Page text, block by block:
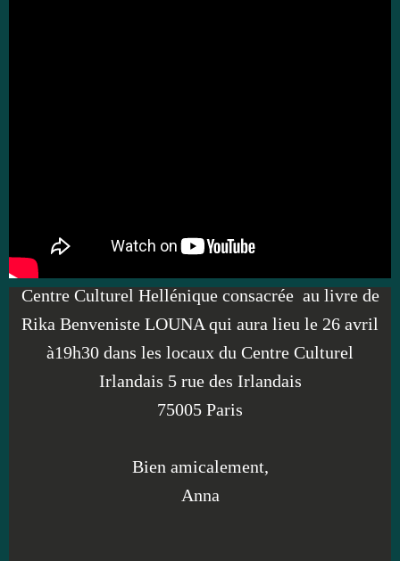
Ci-dessous l'annonce de la soirée organisée par le
Centre Culturel Hellénique consacrée au livre de
Rika Benveniste LOUNA qui aura lieu le 26 avril
à19h30 dans les locaux du Centre Culturel
Irlandais 5 rue des Irlandais
75005 Paris
Bien amicalement,
Anna